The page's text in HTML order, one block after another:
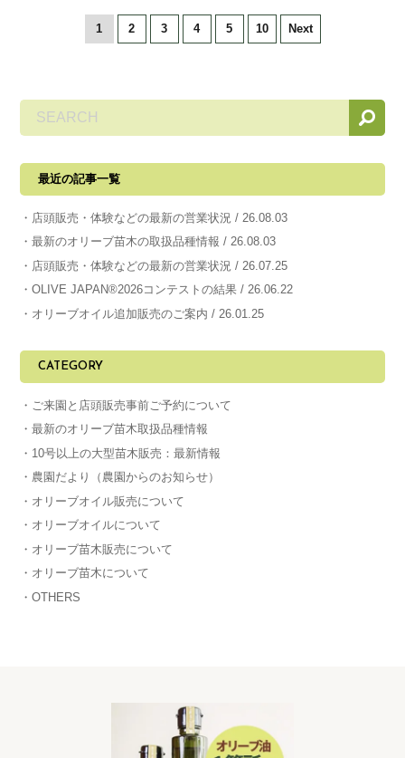
1 2 3 4 5 10 Next
最近の記事一覧
店頭販売・体験などの最新の営業状況 / 26.08.03
最新のオリーブ苗木の取扱品種情報 / 26.08.03
店頭販売・体験などの最新の営業状況 / 26.07.25
OLIVE JAPAN®︎2026コンテストの結果 / 26.06.22
オリーブオイル追加販売のご案内 / 26.01.25
CATEGORY
ご来園と店頭販売事前ご予約について
最新のオリーブ苗木取扱品種情報
10号以上の大型苗木販売：最新情報
農園だより（農園からのお知らせ）
オリーブオイル販売について
オリーブオイルについて
オリーブ苗木販売について
オリーブ苗木について
OTHERS